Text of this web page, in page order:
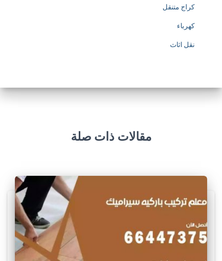
كراج متنقل
كهرباء
نقل اثاث
مقالات ذات صلة